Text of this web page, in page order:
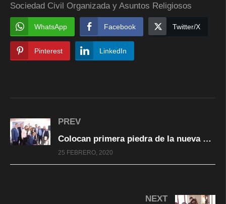
Sociedad Civil Organizada y Asuntos Religiosos
WhatsApp Facebook Twitter/X
Pinterest LinkedIn
PREV
Colocan primera piedra de la nueva planta de la empresa Dart Aerospace
25 FEBRERO, 2020
NEXT